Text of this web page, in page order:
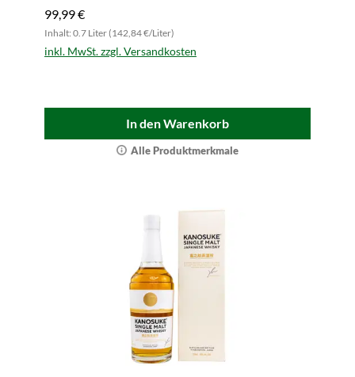
99,99 €
Inhalt: 0.7 Liter (142,84 €/Liter)
inkl. MwSt. zzgl. Versandkosten
In den Warenkorb
Alle Produktmerkmale